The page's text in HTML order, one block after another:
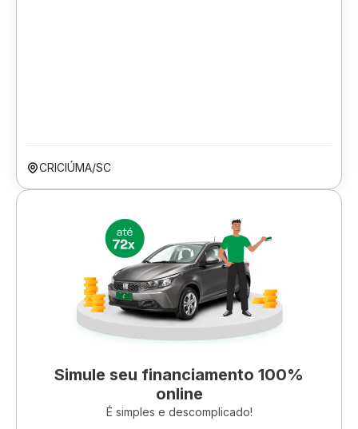
CRICIÚMA/SC
Simule seu financiamento 100%
online
É simples e descomplicado!